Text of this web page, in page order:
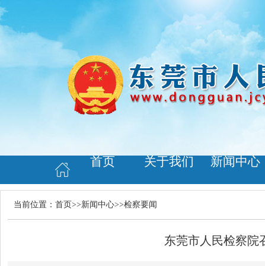
首页 关于我们 新闻中心
当前位置： 首页>>新闻中心>>检察要闻
东莞市人民检察院